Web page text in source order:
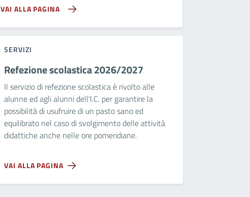
VAI ALLA PAGINA
SERVIZI
Refezione scolastica 2026/2027
Il servizio di refezione scolastica è rivolto alle
alunne ed agli alunni dell'I.C. per garantire la
possibilità di usufruire di un pasto sano ed
equilibrato nel caso di svolgimento delle attività
didattiche anche nelle ore pomeridiane.
VAI ALLA PAGINA